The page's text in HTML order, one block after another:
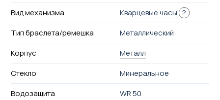
Вид механизма Кварцевые часы ?
Тип браслета/ремешка
Металлический
Корпус
Металл
Стекло
Минеральное
Водозащита
WR 50